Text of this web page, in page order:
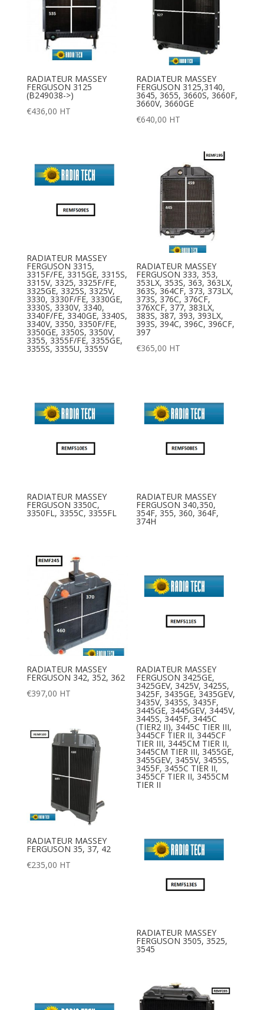
RADIATEUR MASSEY
FERGUSON 3125
(B249038->)
€436,00 HT
RADIATEUR MASSEY
FERGUSON 3125,3140,
3645, 3655, 3660S, 3660F,
3660V, 3660GE
€640,00 HT
RADIATEUR MASSEY
FERGUSON 3315,
3315F/FE, 3315GE, 3315S,
3315V, 3325, 3325F/FE,
3325GE, 3325S, 3325V,
3330, 3330F/FE, 3330GE,
3330S, 3330V, 3340,
3340F/FE, 3340GE, 3340S,
3340V, 3350, 3350F/FE,
3350GE, 3350S, 3350V,
3355, 3355F/FE, 3355GE,
3355S, 3355U, 3355V
RADIATEUR MASSEY
FERGUSON 333, 353,
353LX, 353S, 363, 363LX,
363S, 364CF, 373, 373LX,
373S, 376C, 376CF,
376XCF, 377, 383LX,
383S, 387, 393, 393LX,
393S, 394C, 396C, 396CF,
397
€365,00 HT
RADIATEUR MASSEY
FERGUSON 3350C,
3350FL, 3355C, 3355FL
RADIATEUR MASSEY
FERGUSON 340,350,
354F, 355, 360, 364F,
374H
RADIATEUR MASSEY
FERGUSON 342, 352, 362
€397,00 HT
RADIATEUR MASSEY
FERGUSON 3425GE,
3425GEV, 3425V, 3425S,
3425F, 3435GE, 3435GEV,
3435V, 3435S, 3435F,
3445GE, 3445GEV, 3445V,
3445S, 3445F, 3445C
(TIER2 II), 3445C TIER III,
3445CF TIER II, 3445CF
TIER III, 3445CM TIER II,
3445CM TIER III, 3455GE,
3455GEV, 3455V, 3455S,
3455F, 3455C TIER II,
3455CF TIER II, 3455CM
TIER II
RADIATEUR MASSEY
FERGUSON 35, 37, 42
€235,00 HT
RADIATEUR MASSEY
FERGUSON 3505, 3525,
3545